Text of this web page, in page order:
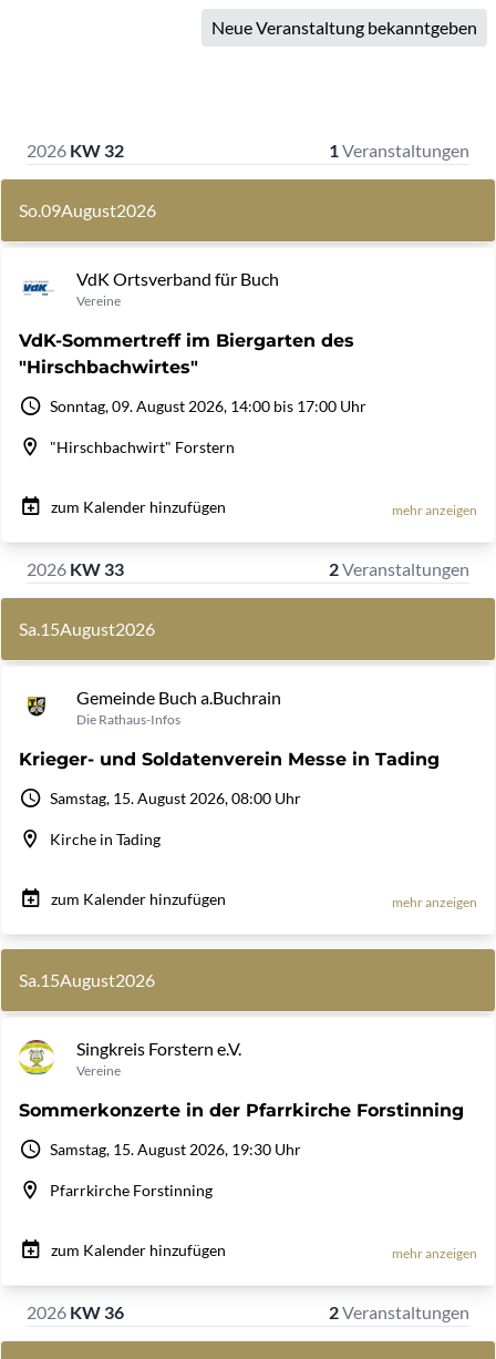
Neue Veranstaltung bekanntgeben
2026 KW 32 1Veranstaltungen
So.09August2026
VdK Ortsverband für Buch
Vereine
VdK-Sommertreff im Biergarten des
"Hirschbachwirtes"
Sonntag, 09. August 2026, 14:00 bis 17:00 Uhr
"Hirschbachwirt" Forstern
zum Kalender hinzufügen mehr anzeigen
2026 KW 33 2Veranstaltungen
Sa.15August2026
Gemeinde Buch a.Buchrain
Die Rathaus-Infos
Krieger- und Soldatenverein Messe in Tading
Samstag, 15. August 2026, 08:00 Uhr
Kirche in Tading
zum Kalender hinzufügen mehr anzeigen
Sa.15August2026
Singkreis Forstern e.V.
Vereine
Sommerkonzerte in der Pfarrkirche Forstinning
Samstag, 15. August 2026, 19:30 Uhr
Pfarrkirche Forstinning
zum Kalender hinzufügen mehr anzeigen
2026 KW 36 2Veranstaltungen